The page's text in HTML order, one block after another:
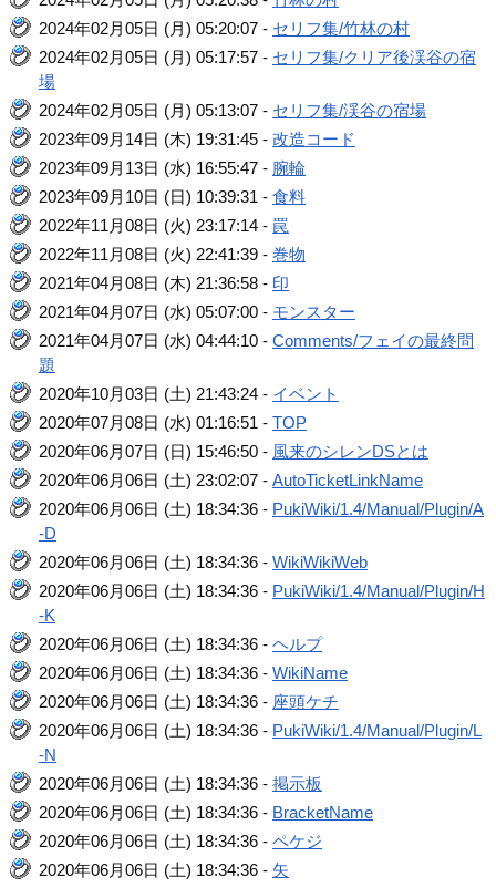
2024年02月05日 (月) 05:20:07 - セリフ集/竹林の村
2024年02月05日 (月) 05:17:57 - セリフ集/クリア後渓谷の宿
場
2024年02月05日 (月) 05:13:07 - セリフ集/渓谷の宿場
2023年09月14日 (木) 19:31:45 -改造コード
2023年09月13日 (水) 16:55:47 - 腕輪
2023年09月10日 (日) 10:39:31 -食料
2022年11月08日 (火) 23:17:14 - 罠
2022年11月08日 (火) 22:41:39 -巻物
2021年04月08日 (木) 21:36:58 - 印
2021年04月07日 (水) 05:07:00 - モンスター
2021年04月07日 (水) 04:44:10 -Comments/フェイの最終問
題
2020年10月03日 (土) 21:43:24 - イベント
2020年07月08日 (水) 01:16:51 -TOP
2020年06月07日 (日) 15:46:50 - 風来のシレンDSとは
2020年06月06日 (土) 23:02:07 -AutoTicketLinkName
2020年06月06日 (土) 18:34:36 - PukiWiki/1.4/Manual/Plugin/A
-D
2020年06月06日 (土) 18:34:36 -WikiWikiWeb
2020年06月06日 (土) 18:34:36 - PukiWiki/1.4/Manual/Plugin/H
-K
2020年06月06日 (土) 18:34:36 -ヘルプ
2020年06月06日 (土) 18:34:36 -WikiName
2020年06月06日 (土) 18:34:36 - 座頭ケチ
2020年06月06日 (土) 18:34:36 - PukiWiki/1.4/Manual/Plugin/L
-N
2020年06月06日 (土) 18:34:36 -掲示板
2020年06月06日 (土) 18:34:36 - BracketName
2020年06月06日 (土) 18:34:36 -ペケジ
2020年06月06日 (土) 18:34:36 - 矢